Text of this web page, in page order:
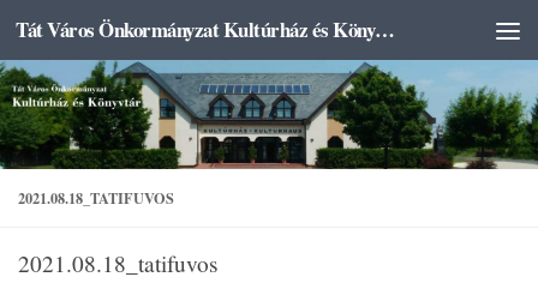
Skip to content Tát Város Önkormányzat Kultúrház és Könyvtár
2021.08.18_TATIFUVOS
2021.08.18_tatifuvos